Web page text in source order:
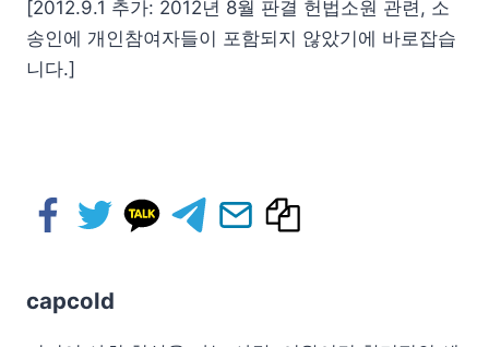
[2012.9.1 추가: 2012년 8월 판결 헌법소원 관련, 소
송인에 개인참여자들이 포함되지 않았기에 바로잡습
니다.]
capcold